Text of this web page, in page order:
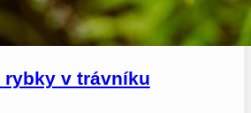
rybky v trávníku